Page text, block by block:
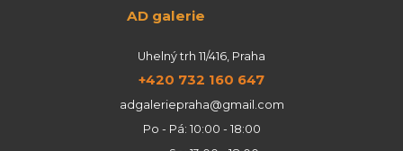
AD galerie
Uhelný trh 11/416, Praha
+420 732 160 647
adgaleriepraha@gmail.com
Po - Pá: 10:00 - 18:00